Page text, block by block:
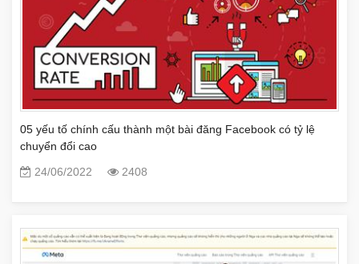
05 yếu tố chính cấu thành một bài đăng Facebook có tỷ lệ
chuyển đổi cao
24/06/2022
2408